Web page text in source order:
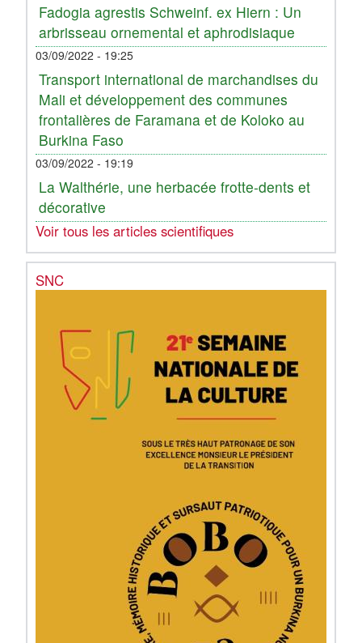
Fadogia agrestis Schweinf. ex Hiern : Un
arbrisseau ornemental et aphrodisiaque
03/09/2022 - 19:25
Transport international de marchandises du
Mali et développement des communes
frontalières de Faramana et de Koloko au
Burkina Faso
03/09/2022 - 19:19
La Walthérie, une herbacée frotte-dents et
décorative
Voir tous les articles scientifiques
SNC